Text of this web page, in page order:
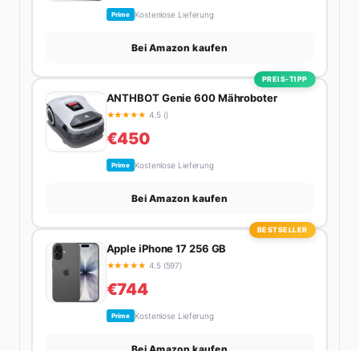
Prime Kostenlose Lieferung
Bei Amazon kaufen
PREIS-TIPP
ANTHBOT Genie 600 Mähroboter
★★★★★ 4.5 ()
€450
Prime Kostenlose Lieferung
Bei Amazon kaufen
BESTSELLER
Apple iPhone 17 256 GB
★★★★★ 4.5 (597)
€744
Prime Kostenlose Lieferung